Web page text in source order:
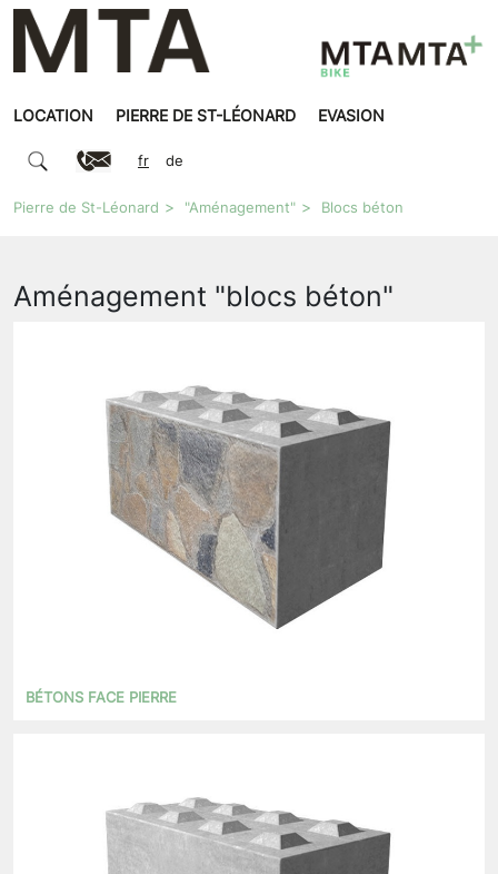
LOCATION PIERRE DE ST-LÉONARD EVASION
fr de
Pierre de St-Léonard "Aménagement" Blocs béton
Aménagement "blocs béton"
BÉTONS FACE PIERRE